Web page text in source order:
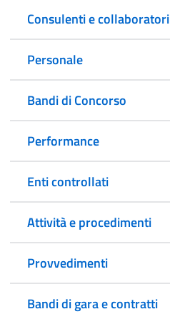
Consulenti e collaboratori
Personale
Bandi di Concorso
Performance
Enti controllati
Attività e procedimenti
Provvedimenti
Bandi di gara e contratti